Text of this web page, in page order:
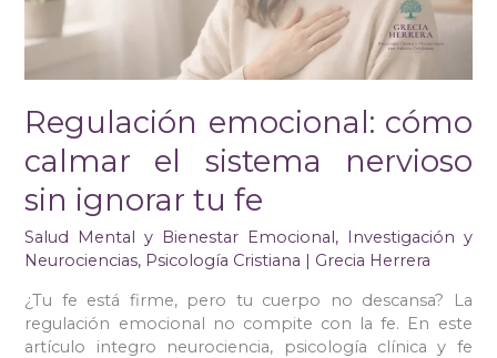
Regulación emocional: cómo
calmar el sistema nervioso
sin ignorar tu fe
Salud Mental y Bienestar Emocional, Investigación y
Neurociencias, Psicología Cristiana | Grecia Herrera
¿Tu fe está firme, pero tu cuerpo no descansa? La
regulación emocional no compite con la fe. En este
artículo integro neurociencia, psicología clínica y fe
ignorar
tu